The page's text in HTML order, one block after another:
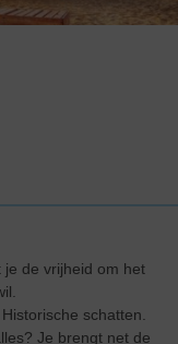
de vrijheid om het
schatten.
Je brengt net de